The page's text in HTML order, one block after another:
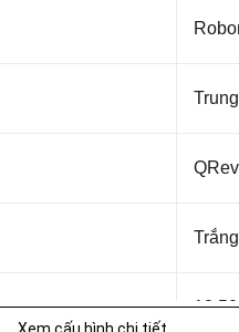
Xem cấu hình chi tiết